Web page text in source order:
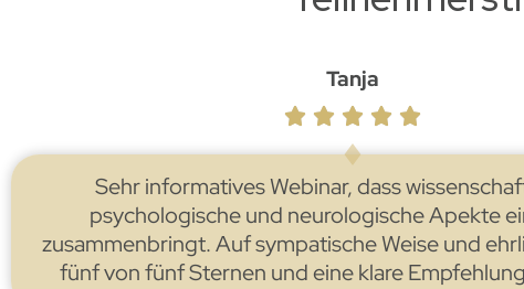
Tanja
Sehr informatives Webinar, dass
psychologische und neurologische Apekte
zusammenbringt. Auf sympatische Weise und
fünf von fünf Sternen und eine klare